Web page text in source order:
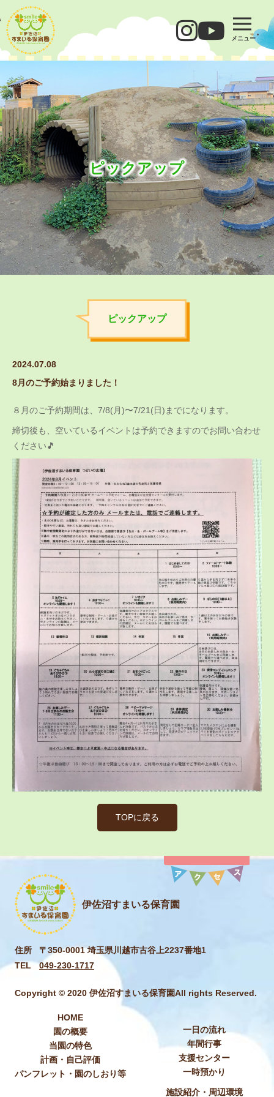
メニュー
ピックアップ
ピックアップ
2024.07.08
8月のご予約始まりました！
８月のご予約期間は、7/8(月)〜7/21(日)までになります。
締切後も、空いているイベントは予約できますのでお問い合わせ
ください🎵
TOPに戻る
伊佐沼すまいる保育園
住所
〒350-0001 埼玉県川越市古谷上2237番地1
TEL
049-230-1717
Copyright © 2020 伊佐沼すまいる保育園All rights Reserved.
HOME
園の概要
当園の特色
計画・自己評価
パンフレット・園のしおり等
一日の流れ
年間行事
支援センター
一時預かり
施設紹介・周辺環境